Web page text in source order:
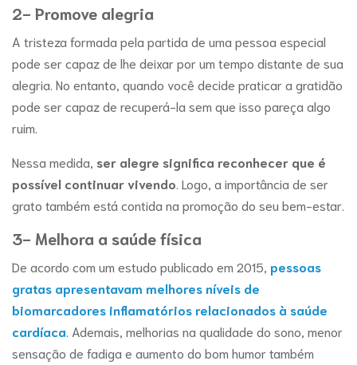
2- Promove alegria
A tristeza formada pela partida de uma pessoa especial
pode ser capaz de lhe deixar por um tempo distante de sua
alegria. No entanto, quando você decide praticar a gratidão
pode ser capaz de recuperá-la sem que isso pareça algo
ruim.
Nessa medida, ser alegre significa reconhecer que é
possível continuar vivendo. Logo, a importância de ser
grato também está contida na promoção do seu bem-estar.
3- Melhora a saúde física
De acordo com um estudo publicado em 2015, pessoas
gratas apresentavam melhores níveis de
biomarcadores inflamatórios relacionados à saúde
cardíaca. Ademais, melhorias na qualidade do sono, menor
sensação de fadiga e aumento do bom humor também